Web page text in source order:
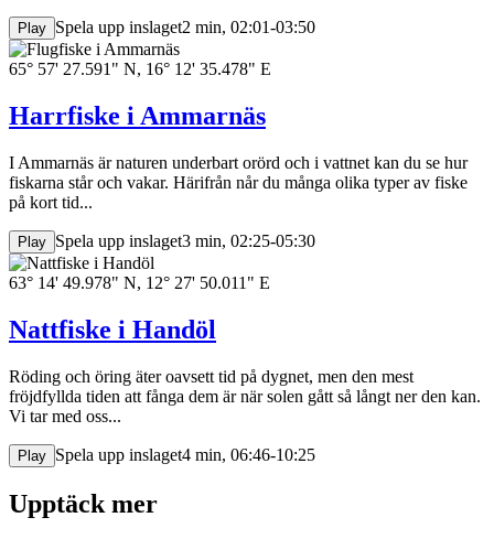
Play Spela upp inslaget2 min, 02:01-03:50
65° 57' 27.591" N, 16° 12' 35.478" E
Harrfiske i Ammarnäs
I Ammarnäs är naturen underbart orörd och i vattnet kan du se hur
fiskarna står och vakar. Härifrån når du många olika typer av fiske
på kort tid...
Play Spela upp inslaget3 min, 02:25-05:30
63° 14' 49.978" N, 12° 27' 50.011" E
Nattfiske i Handöl
Röding och öring äter oavsett tid på dygnet, men den mest
fröjdfyllda tiden att fånga dem är när solen gått så långt ner den kan.
Vi tar med oss...
Play Spela upp inslaget4 min, 06:46-10:25
Upptäck mer